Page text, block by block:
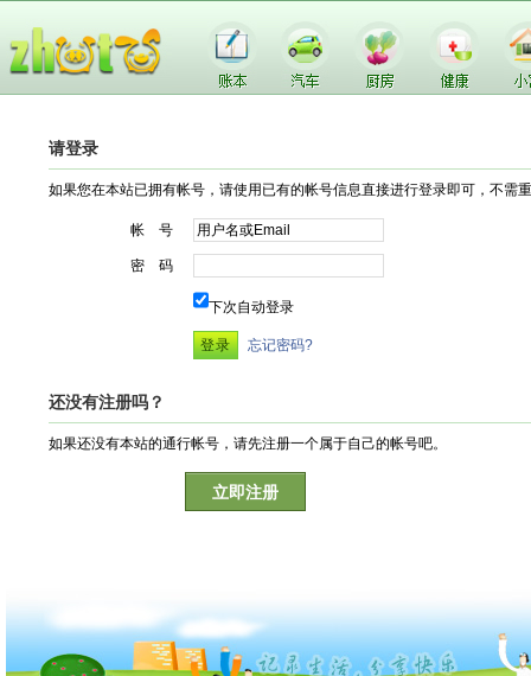
请登录
如果您在本站已拥有帐号，请使用已有的帐号信息直接进行登录即可，不需
帐 号
密 码
下次自动登录
忘记密码?
还没有注册吗？
如果还没有本站的通行帐号，请先注册一个属于自己的帐号吧。
立即注册